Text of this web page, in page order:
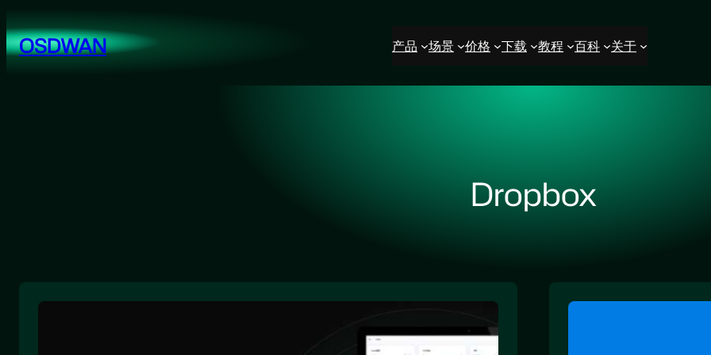
至
内OSDWAN 产品 场景 价格 下载 教程 百科 关于
Dropbox